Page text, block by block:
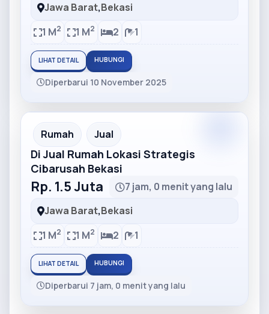
Jawa Barat,Bekasi
1 M2 1 M2 2 1
LIHAT DETAIL HUBUNGI
Diperbarui 10 November 2025
Partner Ad
Rumah Jual
Di Jual Rumah Lokasi Strategis
Cibarusah Bekasi
Rp. 1.5 Juta
7 jam, 0 menit yang lalu
Jawa Barat,Bekasi
1 M2 1 M2 2 1
LIHAT DETAIL HUBUNGI
Diperbarui 7 jam, 0 menit yang lalu